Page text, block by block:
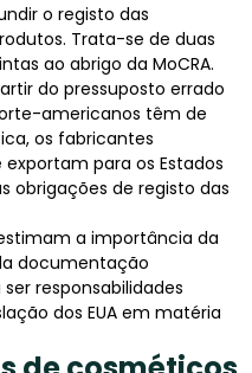
o registo das
Trata-se de duas
ao abrigo da MoCRA.
do pressuposto errado
americanos têm de
os fabricantes
para os Estados
obrigações de registo das
a importância da
documentação
responsabilidades
dos EUA em matéria